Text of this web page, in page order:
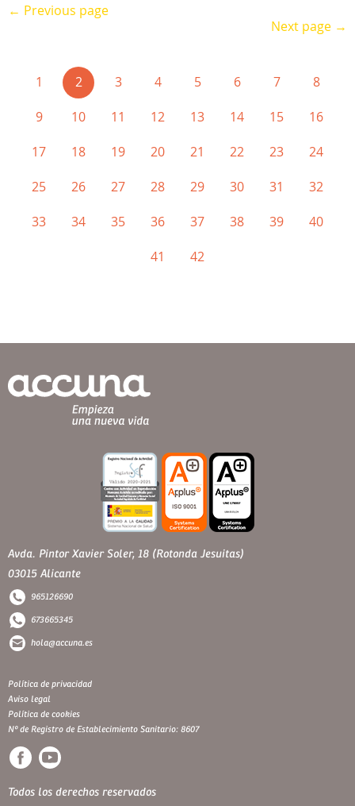
← Previous page
Next page →
1 2(current)
3 4 5 6 7
8
9
10 11 12 13 14 15
16
17
18 19 20 21 22 23
24
25
26 27 28 29 30 31
32
33
34 35 36 37 38 39
40
41
42
Avda. Pintor Xavier Soler, 18 (Rotonda Jesuitas)
03015 Alicante
965126690
673665345
hola@accuna.es
Política de privacidad
Aviso legal
Política de cookies
Nº de Registro de Establecimiento Sanitario: 8607
Todos los derechos reservados